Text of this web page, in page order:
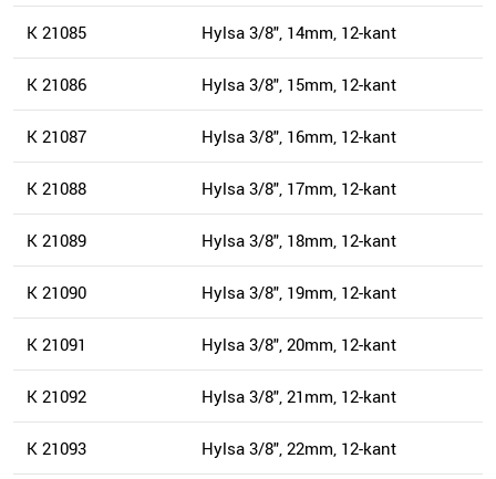
K 21085 Hylsa 3/8", 14mm, 12-kant
K 21086 Hylsa 3/8", 15mm, 12-kant
K 21087 Hylsa 3/8", 16mm, 12-kant
K 21088 Hylsa 3/8", 17mm, 12-kant
K 21089 Hylsa 3/8", 18mm, 12-kant
K 21090 Hylsa 3/8", 19mm, 12-kant
K 21091 Hylsa 3/8", 20mm, 12-kant
K 21092 Hylsa 3/8", 21mm, 12-kant
K 21093 Hylsa 3/8", 22mm, 12-kant